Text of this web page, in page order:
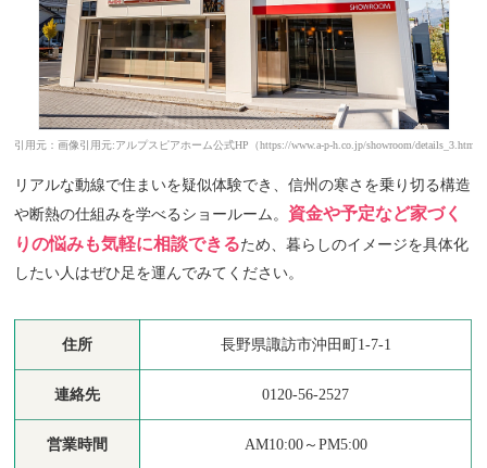
引用元：画像引用元:アルプスピアホーム公式HP（https://www.a-p-h.co.jp/showroom/details_3.html
リアルな動線で住まいを疑似体験でき、信州の寒さを乗り切る構造
や断熱の仕組みを学べるショールーム。 資金や予定など家づく
りの悩みも気軽に相談できるため、暮らしのイメージを具体化
したい人はぜひ足を運んでみてください。
住所 長野県諏訪市沖田町1-7-1
連絡先 0120-56-2527
営業時間 AM10:00～PM5:00